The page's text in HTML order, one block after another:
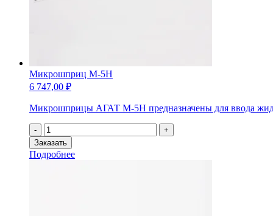
Микрошприц М-5Н
6 747,00 ₽
Микрошприцы АГАТ М-5Н предназначены для ввода
-
Количество
товара
Микрошприц
М-5Н
+
Заказать
Подробнее